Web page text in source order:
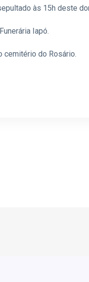
às 15h deste
Iapó.
cemitério do Rosário.